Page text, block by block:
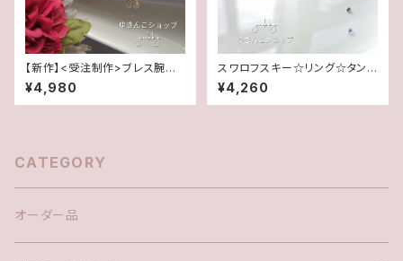
【新作】<受注制作>ブレス腕時
計★キュービックジルコニア(ゴ
ールド)
¥4,980
スワロフスキー☆リング☆タン
ザナイト(16.5号)
¥4,260
CATEGORY
オーダー品